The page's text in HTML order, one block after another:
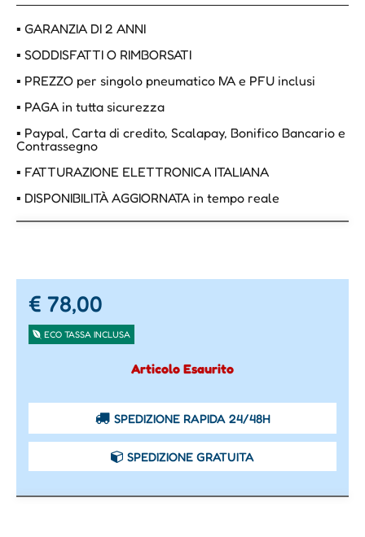
▪ GARANZIA DI 2 ANNI
▪ SODDISFATTI O RIMBORSATI
▪ PREZZO per singolo pneumatico IVA e PFU inclusi
▪ PAGA in tutta sicurezza
▪ Paypal, Carta di credito, Scalapay, Bonifico Bancario e
Contrassegno
▪ FATTURAZIONE ELETTRONICA ITALIANA
▪ DISPONIBILITÀ AGGIORNATA in tempo reale
€ 78,00
ECO TASSA INCLUSA
Articolo Esaurito
SPEDIZIONE RAPIDA 24/48H
SPEDIZIONE GRATUITA